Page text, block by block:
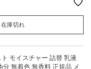
在庫切れ
モイスチャー 詰替 乳液
無着色 無香料 正規品 メ